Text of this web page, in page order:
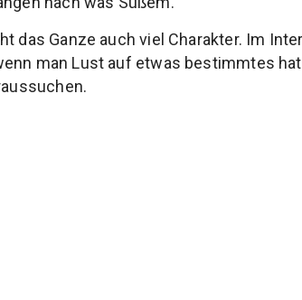
das Ganze auch viel Charakter. Im
man Lust auf etwas bestimmtes